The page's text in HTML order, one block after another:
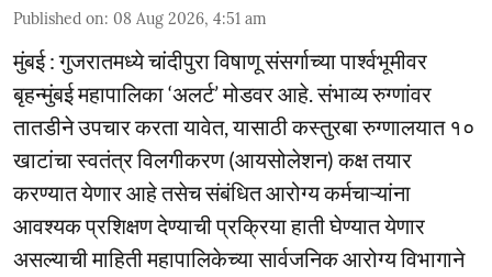
Published on: 08 Aug 2026, 4:51 am
मुंबई : गुजरातमध्ये चांदीपुरा विषाणू संसर्गाच्या पार्श्वभूमीवर
बृहन्मुंबई महापालिका ‘अलर्ट’ मोडवर आहे. संभाव्य रुग्णांवर
तातडीने उपचार करता यावेत, यासाठी कस्तुरबा रुग्णालयात १०
खाटांचा स्वतंत्र विलगीकरण (आयसोलेशन) कक्ष तयार
करण्यात येणार आहे तसेच संबंधित आरोग्य कर्मचाऱ्यांना
आवश्यक प्रशिक्षण देण्याची प्रक्रिया हाती घेण्यात येणार
असल्याची माहिती महापालिकेच्या सार्वजनिक आरोग्य विभागाने